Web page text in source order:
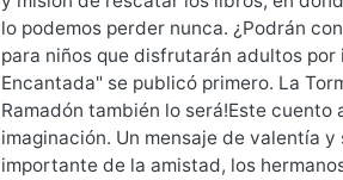
lo podemos perder nunca. ¿Podrán
para niños que disfrutarán adultos por
Encantada" se publicó primero. La
Ramadón también lo será!Este
imaginación. Un mensaje de valentía
importante de la amistad, los